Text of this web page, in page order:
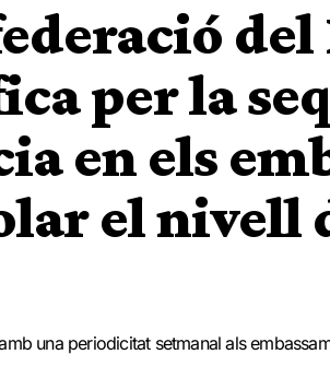
per la
en els
el nivell
una periodicitat setmanal als